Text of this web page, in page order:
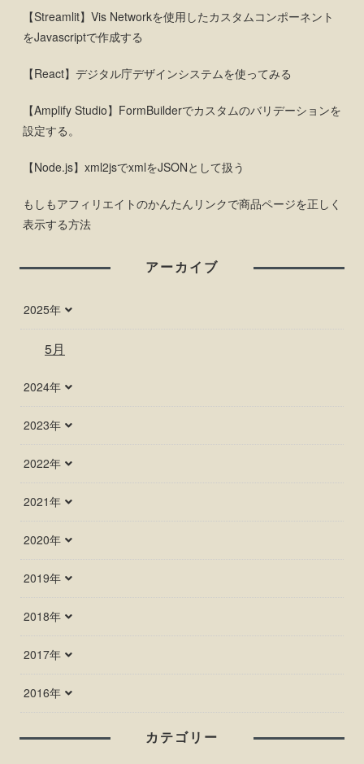
【Streamlit】Vis Networkを使用したカスタムコンポーネント
をJavascriptで作成する
【React】デジタル庁デザインシステムを使ってみる
【Amplify Studio】FormBuilderでカスタムのバリデーションを
設定する。
【Node.js】xml2jsでxmlをJSONとして扱う
もしもアフィリエイトのかんたんリンクで商品ページを正しく
表示する方法
アーカイブ
2025年
5月
2024年
2023年
2022年
2021年
2020年
2019年
2018年
2017年
2016年
カテゴリー